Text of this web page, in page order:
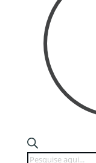
Products